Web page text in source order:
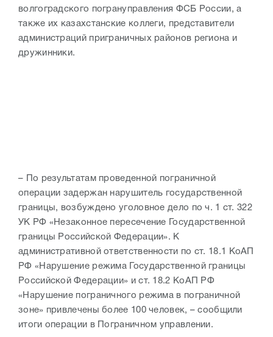
волгоградского погрануправления ФСБ России, а
также их казахстанские коллеги, представители
администраций приграничных районов региона и
дружинники.
– По результатам проведенной пограничной
операции задержан нарушитель государственной
границы, возбуждено уголовное дело по ч. 1 ст. 322
УК РФ «Незаконное пересечение Государственной
границы Российской Федерации». К
административной ответственности по ст. 18.1 КоАП
РФ «Нарушение режима Государственной границы
Российской Федерации» и ст. 18.2 КоАП РФ
«Нарушение пограничного режима в пограничной
зоне» привлечены более 100 человек, – сообщили
итоги операции в Пограничном управлении.